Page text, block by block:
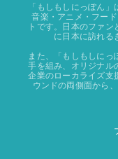
「もしもしにっぽん
音楽・アニメ・フー
トです。日本のファ
に日本に訪れる
また、「もしもしにっ
手を組み、オリジナル
企業のローカライズ支
ウンドの両側面から